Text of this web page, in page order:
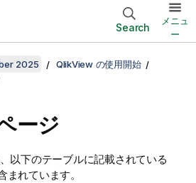
Search
メニュ
ー
2025
QlikView の使用開始
ージ
以下のテーブルに記載されている
れています。